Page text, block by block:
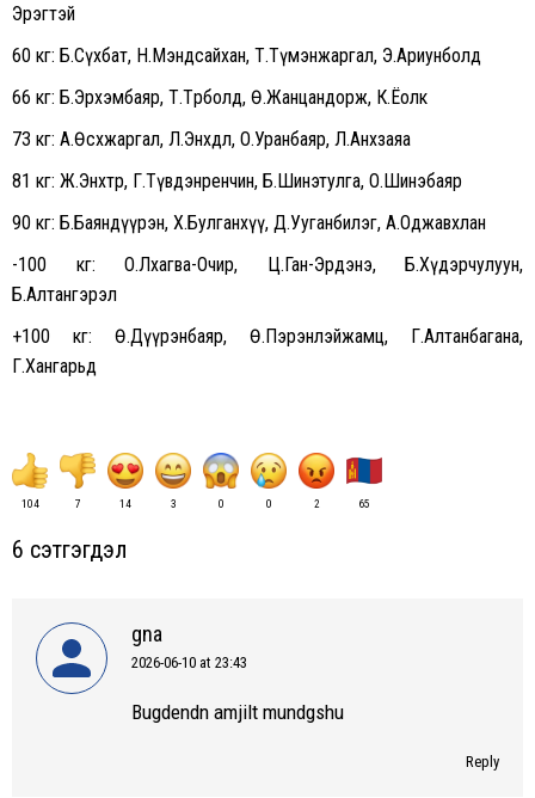
Эрэгтэй
60 кг: Б.Сүхбат, Н.Мэндсайхан, Т.Түмэнжаргал, Э.Ариунболд
66 кг: Б.Эрхэмбаяр, Т.Төрболд, Ө.Жанцандорж, К.Ёолк
73 кг: А.Өсөхжаргал, Л.Энхдөл, О.Уранбаяр, Л.Анхзаяа
81 кг: Ж.Энхтөр, Г.Түвдэнренчин, Б.Шинэтулга, О.Шинэбаяр
90 кг: Б.Баяндүүрэн, Х.Булганхүү, Д.Ууганбилэг, А.Оджавхлан
-100 кг: О.Лхагва-Очир, Ц.Ган-Эрдэнэ, Б.Хүдэрчулуун,
Б.Алтангэрэл
+100 кг: Ө.Дүүрэнбаяр, Ө.Пэрэнлэйжамц, Г.Алтанбагана,
Г.Хангарьд
104 7 14 3 0 0 2 65
6 сэтгэгдэл
gna
says:
2026-06-10 at 23:43
Bugdendn amjilt mundgshu
Reply